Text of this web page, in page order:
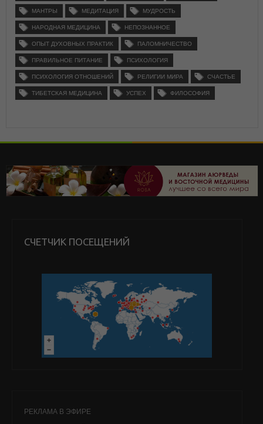
МАНТРЫ МЕДИТАЦИЯ МУДРОСТЬ
НАРОДНАЯ МЕДИЦИНА НЕПОЗНАННОЕ
ОПЫТ ДУХОВНЫХ ПРАКТИК ПАЛОМНИЧЕСТВО
ПРАВИЛЬНОЕ ПИТАНИЕ ПСИХОЛОГИЯ
ПСИХОЛОГИЯ ОТНОШЕНИЙ РЕЛИГИИ МИРА СЧАСТЬЕ
ТИБЕТСКАЯ МЕДИЦИНА УСПЕХ ФИЛОСОФИЯ
СЧЕТЧИК ПОСЕЩЕНИЙ
РЕКЛАМА В ЭФИРЕ